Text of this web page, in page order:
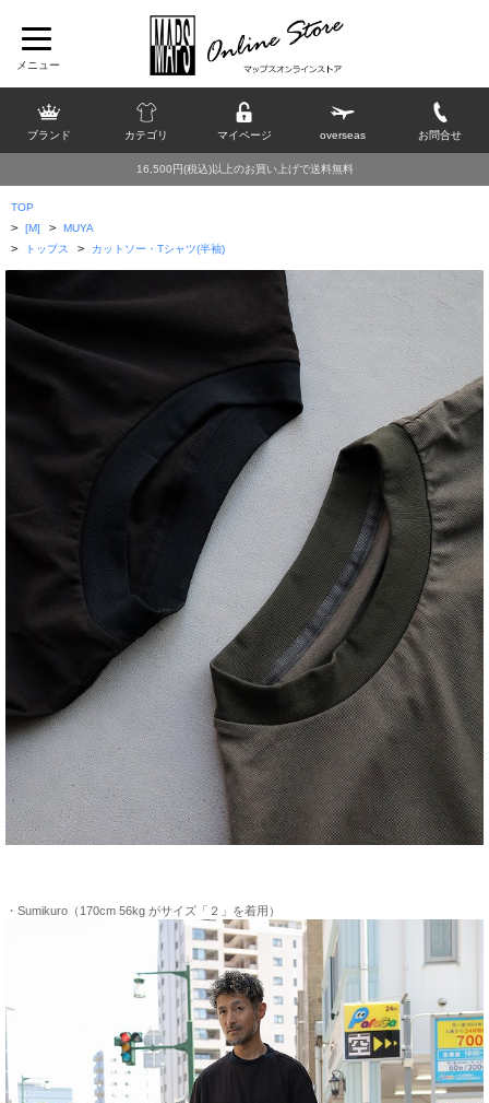
ブランド カテゴリ マイページ overseas お問合せ
16,500円(税込)以上のお買い上げで送料無料
TOP
> [M] > MUYA
> トップス > カットソー・Tシャツ(半袖)
・Sumikuro（170cm 56kg がサイズ「２」を着用）